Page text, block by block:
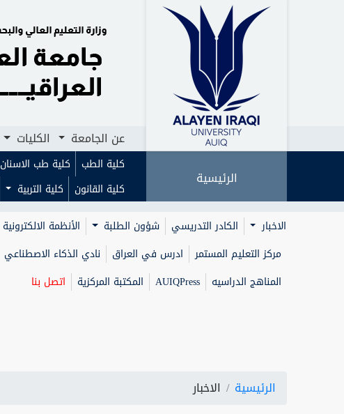
الرئيسية الكليات الجوائز
عن الجامعة الكليات
الرئيسية
كلية الطب كلية طب الاسنان
كلية القانون
كلية التربية
الاخبار
الكادر التدريسي شؤون الطلبة الأنظمة الالكترونية
مركز التعليم المستمر
ادرس في العراق نادي الذكاء الاصطناعي
المناهج الدراسيه
AUIQPress المكتبة المركزية اتصل بنا
الرئيسية
الاخبار